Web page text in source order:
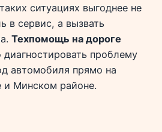
ситуациях выгоднее не
в сервис, а вызвать
Техпомощь на дороге
проблему
автомобиля прямо на
Минском районе.